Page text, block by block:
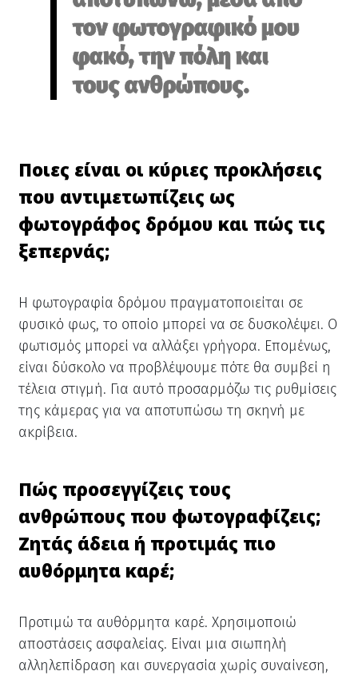
τον φωτογραφικό μου
φακό, την πόλη και
τους ανθρώπους.
Ποιες είναι οι κύριες προκλήσεις
που αντιμετωπίζεις ως
φωτογράφος δρόμου και πώς τις
ξεπερνάς;
Η φωτογραφία δρόμου πραγματοποιείται σε
φυσικό φως, το οποίο μπορεί να σε δυσκολέψει. Ο
φωτισμός μπορεί να αλλάξει γρήγορα. Επομένως,
είναι δύσκολο να προβλέψουμε πότε θα συμβεί η
τέλεια στιγμή. Για αυτό προσαρμόζω τις ρυθμίσεις
της κάμερας για να αποτυπώσω τη σκηνή με
ακρίβεια.
Πώς προσεγγίζεις τους
ανθρώπους που φωτογραφίζεις;
Ζητάς άδεια ή προτιμάς πιο
αυθόρμητα καρέ;
Προτιμώ τα αυθόρμητα καρέ. Χρησιμοποιώ
αποστάσεις ασφαλείας. Είναι μια σιωπηλή
αλληλεπίδραση και συνεργασία χωρίς συναίνεση,